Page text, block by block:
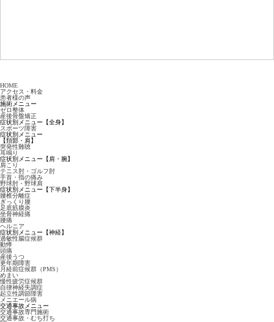
HOME
アクセス・料金
患者様の声
施術メニュー
ゼロ整体
産後骨盤矯正
症状別メニュー【全身】
スポーツ障害
症状別メニュー
【頚部・肩】
突発性難聴
耳鳴り
症状別メニュー【肩・腕】
肩こり
テニス肘・ゴルフ肘
手首・指の痛み
野球肘・野球肩
症状別メニュー【下半身】
腰椎分離症
ぎっくり腰
足底筋膜炎
坐骨神経痛
腰痛
ヘルニア
症状別メニュー【神経】
過敏性腸症候群
動悸
頭痛
産後うつ
更年期障害
月経前症候群（PMS）
めまい
慢性疲労症候群
自律神経失調症
起立性調節障害
メニエール病
交通事故メニュー
交通事故専門施術
交通事故・むち打ち